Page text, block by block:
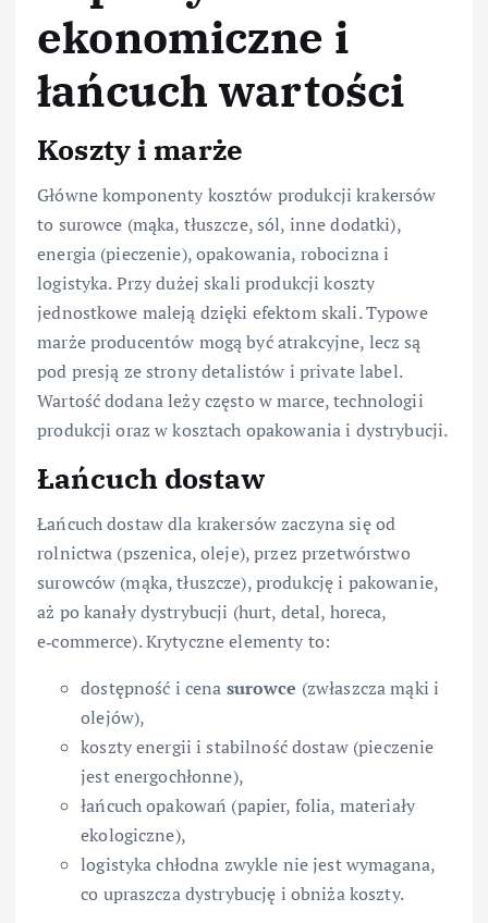
ekonomiczne i
łańcuch wartości
Koszty i marże
Główne komponenty kosztów produkcji krakersów
to surowce (mąka, tłuszcze, sól, inne dodatki),
energia (pieczenie), opakowania, robocizna i
logistyka. Przy dużej skali produkcji koszty
jednostkowe maleją dzięki efektom skali. Typowe
marże producentów mogą być atrakcyjne, lecz są
pod presją ze strony detalistów i private label.
Wartość dodana leży często w marce, technologii
produkcji oraz w kosztach opakowania i dystrybucji.
Łańcuch dostaw
Łańcuch dostaw dla krakersów zaczyna się od
rolnictwa (pszenica, oleje), przez przetwórstwo
surowców (mąka, tłuszcze), produkcję i pakowanie,
aż po kanały dystrybucji (hurt, detal, horeca,
e‑commerce). Krytyczne elementy to:
dostępność i cena surowce (zwłaszcza mąki i
olejów),
koszty energii i stabilność dostaw (pieczenie
jest energochłonne),
łańcuch opakowań (papier, folia, materiały
ekologiczne),
logistyka chłodna zwykle nie jest wymagana,
co upraszcza dystrybucję i obniża koszty.